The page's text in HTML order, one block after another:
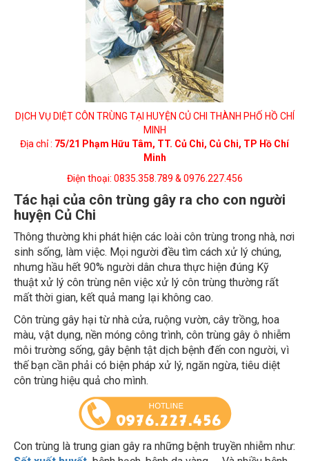
DỊCH VỤ DIỆT CÔN TRÙNG TẠI HUYỆN CỦ CHI THÀNH PHỐ HỒ CHÍ
MINH
75/21 Phạm Hữu Tâm, TT. Củ Chi, Củ Chi, TP Hồ Chí
Minh
Tác hại của côn trùng gây ra cho con người
huyện Củ Chi
Thông thường khi phát hiện các loài côn trùng trong nhà, nơi
sinh sống, làm việc. Mọi người đều tìm cách xử lý chúng,
nhưng hầu hết 90% người dân chưa thực hiện đúng Kỹ
thuật xử lý côn trùng nên việc xử lý côn trùng thường rất
mất thời gian, kết quả mang lại không cao.
Côn trùng gây hại từ nhà cửa, ruộng vườn, cây trồng, hoa
màu, vật dụng, nền móng công trình, côn trùng gây ô nhiễm
môi trường sống, gây bệnh tật dịch bệnh đến con người, vì
thế bạn cần phải có biện pháp xử lý, ngăn ngừa, tiêu diệt
côn trùng hiệu quả cho mình.
Con trùng là trung gian gây ra những bệnh truyền nhiễm như:
Sốt xuất huyết,bệnh hạch, bệnh da vàng,…. Và nhiều bệnh